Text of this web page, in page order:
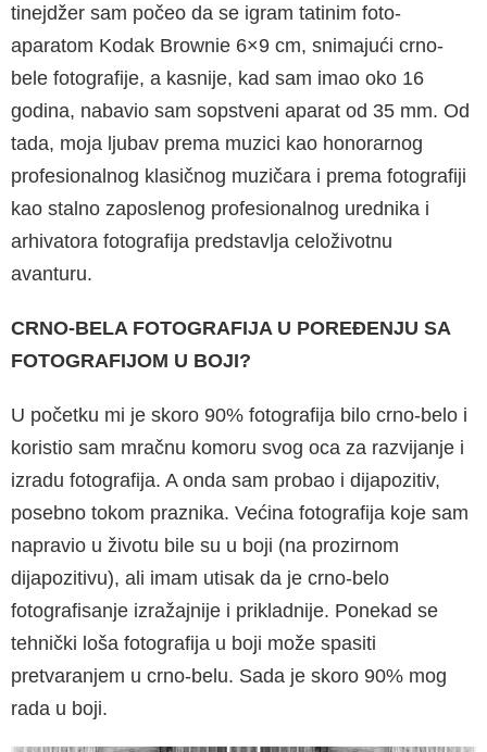
tinejdžer sam počeo da se igram tatinim foto-
aparatom Kodak Brownie 6×9 cm, snimajući crno-
bele fotografije, a kasnije, kad sam imao oko 16
godina, nabavio sam sopstveni aparat od 35 mm. Od
tada, moja ljubav prema muzici kao honorarnog
profesionalnog klasičnog muzičara i prema fotografiji
kao stalno zaposlenog profesionalnog urednika i
arhivatora fotografija predstavlja celoživotnu
avanturu.
CRNO-BELA FOTOGRAFIJA U POREĐENJU SA
FOTOGRAFIJOM U BOJI?
U početku mi je skoro 90% fotografija bilo crno-belo i
koristio sam mračnu komoru svog oca za razvijanje i
izradu fotografija. A onda sam probao i dijapozitiv,
posebno tokom praznika. Većina fotografija koje sam
napravio u životu bile su u boji (na prozirnom
dijapozitivu), ali imam utisak da je crno-belo
fotografisanje izražajnije i prikladnije. Ponekad se
tehnički loša fotografija u boji može spasiti
pretvaranjem u crno-belu. Sada je skoro 90% mog
rada u boji.